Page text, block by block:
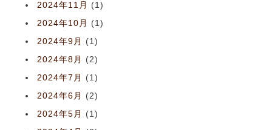
2024年11月
(1)
2024年10月
(1)
2024年9月
(1)
2024年8月
(2)
2024年7月
(1)
2024年6月
(2)
2024年5月
(1)